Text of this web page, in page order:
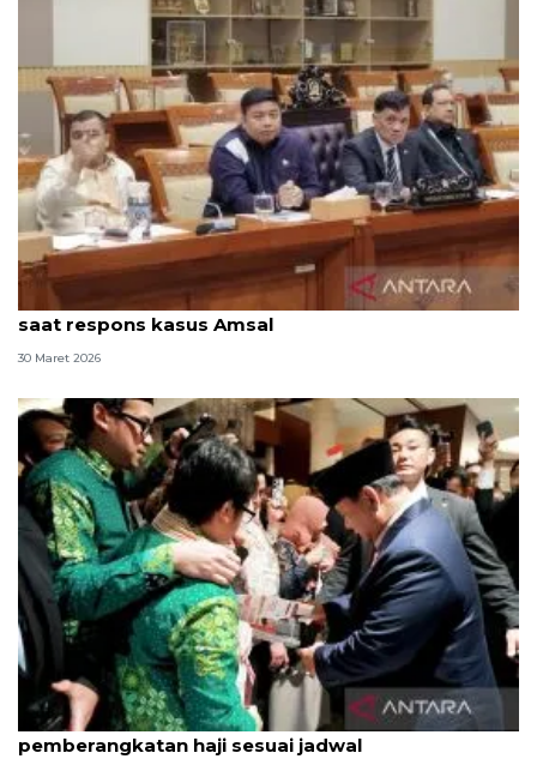
Anggota DPR sebut Prabowo sangat peduli ekraf
saat respons kasus Amsal
30 Maret 2026
Terpopuler, Prabowo di Jepang hingga
pemberangkatan haji sesuai jadwal